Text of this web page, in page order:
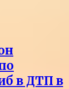
в ДТП в